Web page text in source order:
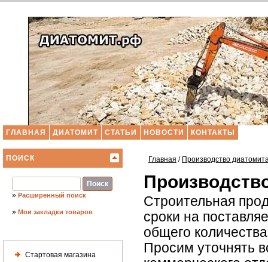
ГЛАВНАЯ ДИАТОМИТ СТАТЬИ НОВОСТИ КОНТАКТЫ
ПОИСК
» Расширенный поиск
» Мои закладки товаров
Стартовая магазина
Главная / Производство
Строительная
сроки на
общего
Просим уточнять